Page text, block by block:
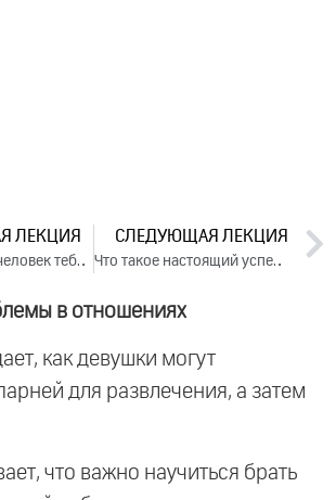
ЛЕКЦИЯ
Если близкий человек тебя не понимает или не любит. Лекция 2 (2019)
СЛЕДУЮЩАЯ ЛЕКЦИЯ
Что такое настоящий успех. Лекция 1 (2019)
в отношениях
как девушки могут
для развлечения, а затем
что важно научиться брать